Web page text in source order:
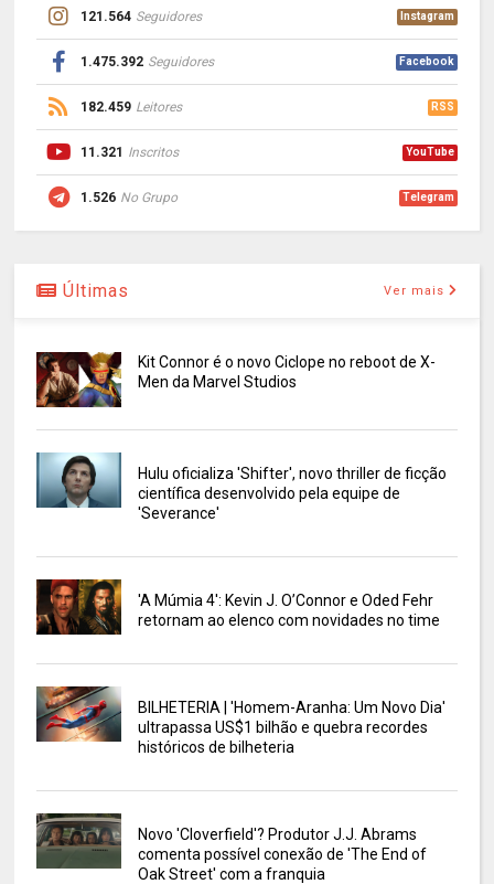
121.564 Seguidores Instagram
1.475.392 Seguidores Facebook
182.459 Leitores RSS
11.321 Inscritos YouTube
1.526 No Grupo Telegram
Últimas Ver mais
Kit Connor é o novo Ciclope no reboot de X-
Men da Marvel Studios
Hulu oficializa 'Shifter', novo thriller de ficção
científica desenvolvido pela equipe de
'Severance'
'A Múmia 4': Kevin J. O’Connor e Oded Fehr
retornam ao elenco com novidades no time
BILHETERIA | 'Homem-Aranha: Um Novo Dia'
ultrapassa US$1 bilhão e quebra recordes
históricos de bilheteria
Novo 'Cloverfield'? Produtor J.J. Abrams
comenta possível conexão de 'The End of
Oak Street' com a franquia